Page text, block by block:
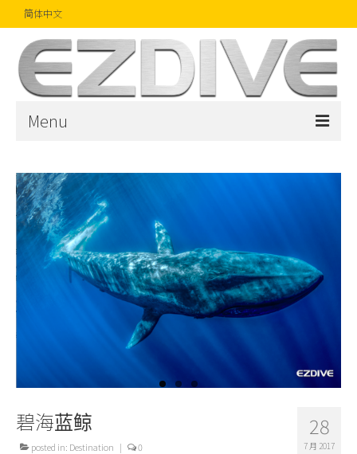
简体中文
Menu
杂志
文章
精品
28
7 月 2017
碧海蓝鲸
posted in: Destination | 0